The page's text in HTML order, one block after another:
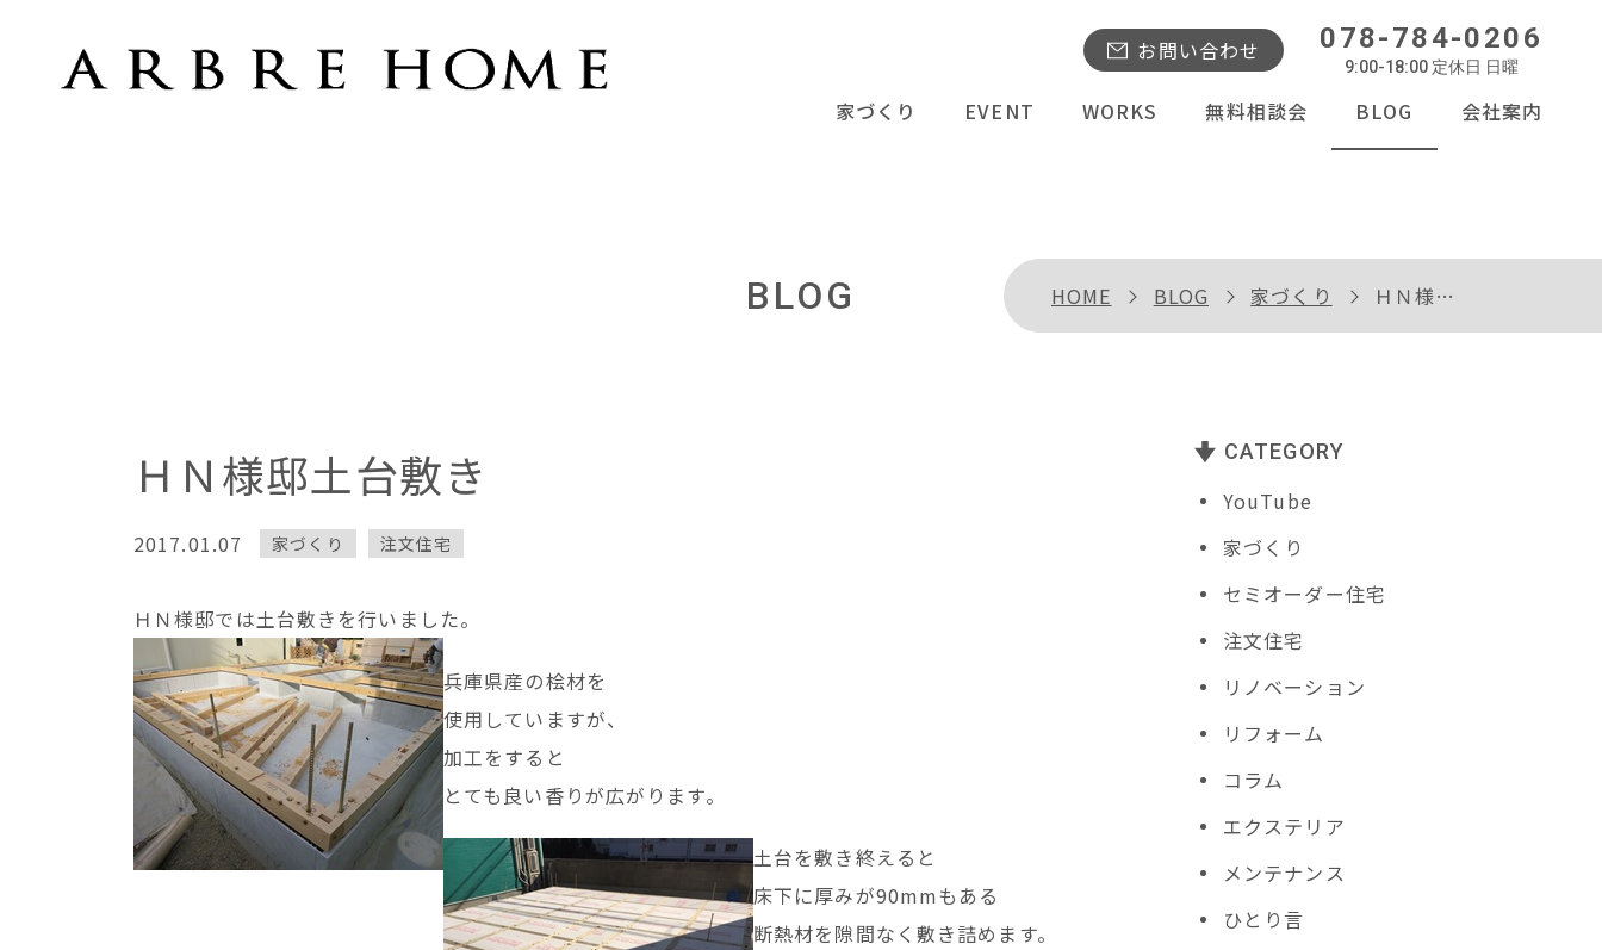
家づくり EVENT WORKS 無料相談会 BLOG 会社案内
お問い合わせ 078-784-0206
9:00-18:00 定休日 日曜
HOME BLOG 家づくり ＨＮ様邸土台敷き
BLOG
ＨＮ様邸土台敷き
2017.01.07 家づくり 注文住宅
ＨＮ様邸では土台敷きを行いました。
兵庫県産の桧材を
使用していますが、
加工をすると
とても良い香りが広がります。
土台を敷き終えると
床下に厚みが90mmもある
断熱材を隙間なく敷き詰めます。
CATEGORY
YouTube
家づくり
セミオーダー住宅
注文住宅
リノベーション
リフォーム
コラム
エクステリア
メンテナンス
ひとり言